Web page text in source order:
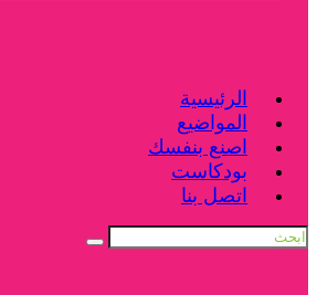
الرئيسية
المواضيع
اصنع بنفسك
بودكاست
اتصل بنا